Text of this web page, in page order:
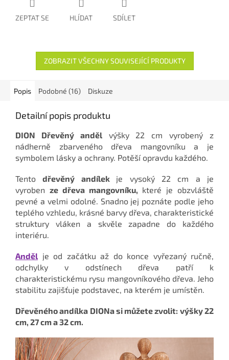
ZEPTAT SE HLÍDAT SDÍLET
ZOBRAZIT VŠECHNY SOUVISEJÍCÍ PRODUKTY
Popis Podobné (16) Diskuze
Detailní popis produktu
DION Dřevěný andělvýšky 22 cm vyrobený z
nádherně zbarveného dřeva mangovníku a je
symbolem lásky a ochrany. Potěší opravdu každého.
Tentodřevěný andílek je vysoký 22 cm a je
vyroben ze dřeva mangovníku, které je obzvláště
pevné a velmi odolné. Snadno jej poznáte podle jeho
teplého vzhledu, krásné barvy dřeva, charakteristické
struktury vláken a skvěle zapadne do každého
interiéru.
Anděl je od začátku až do konce vyřezaný ručně,
odchylky v odstínech dřeva patří k
charakteristickému rysu mangovníkového dřeva. Jeho
stabilitu zajišťuje podstavec, na kterém je umístěn.
Dřevěného andílka DIONa si můžete zvolit: výšky 22
cm, 27 cm a 32 cm.